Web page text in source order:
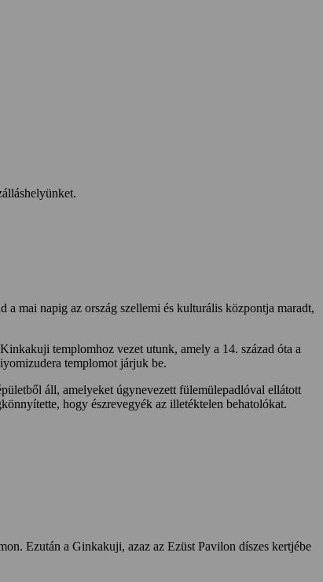
mai napig az ország szellemi és kulturális központja maradt,
templomhoz vezet utunk, amely a 14. század óta a
templomot járjuk be.
áll, amelyeket úgynevezett fülemülepadlóval ellátott
hogy észrevegyék az illetéktelen behatolókat.
Ezután a Ginkakuji, azaz az Ezüst Pavilon díszes kertjébe